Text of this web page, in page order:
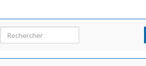
Search for: